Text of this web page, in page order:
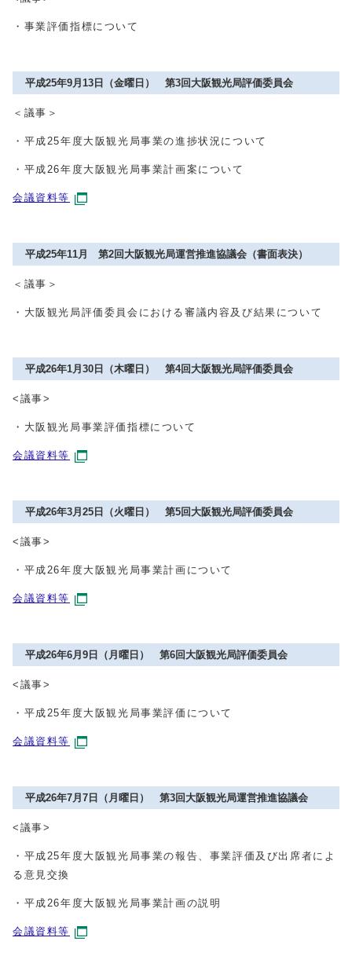
・事業評価指標について
平成25年9月13日（金曜日） 第3回大阪観光局評価委員会
＜議事＞
・平成25年度大阪観光局事業の進捗状況について
・平成26年度大阪観光局事業計画案について
会議資料等
平成25年11月 第2回大阪観光局運営推進協議会（書面表決）
＜議事＞
・大阪観光局評価委員会における審議内容及び結果について
平成26年1月30日（木曜日） 第4回大阪観光局評価委員会
<議事>
・大阪観光局事業評価指標について
会議資料等
平成26年3月25日（火曜日） 第5回大阪観光局評価委員会
<議事>
・平成26年度大阪観光局事業計画について
会議資料等
平成26年6月9日（月曜日） 第6回大阪観光局評価委員会
<議事>
・平成25年度大阪観光局事業評価について
会議資料等
平成26年7月7日（月曜日） 第3回大阪観光局運営推進協議会
<議事>
・平成25年度大阪観光局事業の報告、事業評価及び出席者によ
る意見交換
・平成26年度大阪観光局事業計画の説明
会議資料等